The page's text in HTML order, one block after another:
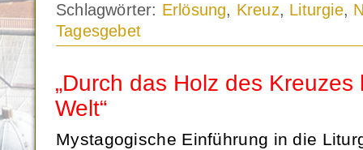
Schlagwörter: Erlösung, Kreuz, Liturgie,
Tagesgebet
„Durch das Holz des
Welt“
Mystagogische Einführung in die